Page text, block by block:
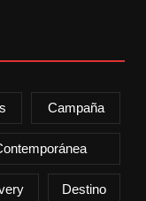
Campaña
Destino